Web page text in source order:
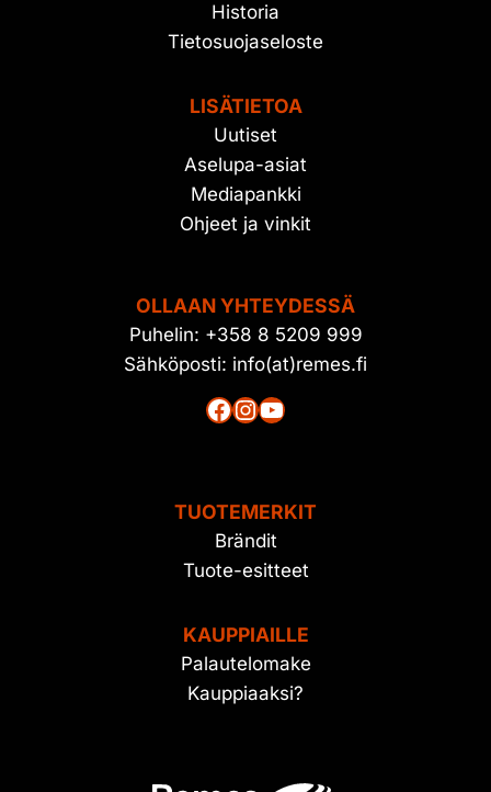
Historia
Tietosuojaseloste
LISÄTIETOA
Uutiset
Aselupa-asiat
Mediapankki
Ohjeet ja vinkit
OLLAAN YHTEYDESSÄ
Puhelin: +358 8 5209 999
Sähköposti: info(at)remes.fi
Facebook
Instagram
YouTube
TUOTEMERKIT
Brändit
Tuote-esitteet
KAUPPIAILLE
Palautelomake
Kauppiaaksi?